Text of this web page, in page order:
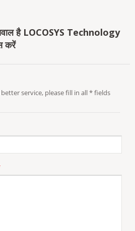
है LOCOSYS Technology
करें